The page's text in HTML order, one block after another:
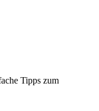
Tipps zum